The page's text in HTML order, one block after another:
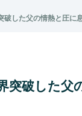
破した父の情熱と圧に
突破した父